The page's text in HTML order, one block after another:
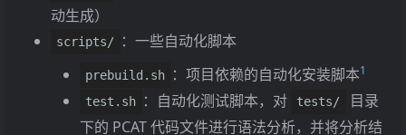
7.5.2 Body
7.5.3 所有常量类
7.5.4 所有声明类
动生成）
scripts/ ：一些自动化脚本
prebuild.sh ：项目依赖的自动化安装脚本1
test.sh ：自动化测试脚本，对 tests/
目录
下的 PCAT 代码文件进行语法分析，并将分析结